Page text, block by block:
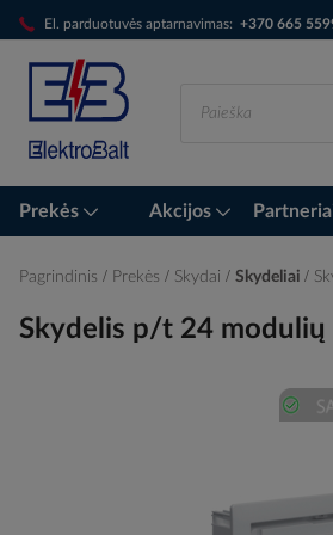
El. parduotuvės aptarnavimas: +370 665
Skip
to
Content
Prekės Akcijos
Pagrindinis Prekės Skydai Skydeliai
Skydelis p/t 24 modulių